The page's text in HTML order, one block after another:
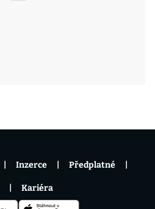
Inzerce Předplatné
Kariéra